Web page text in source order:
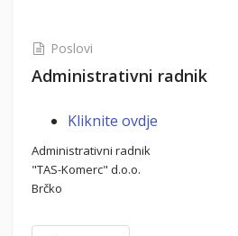
Poslovi
Administrativni radnik
Kliknite ovdje
Administrativni radnik
"TAS-Komerc" d.o.o.
Brčko